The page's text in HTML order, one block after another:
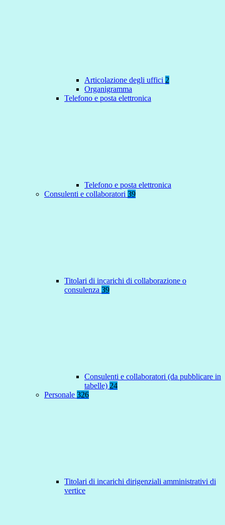
Articolazione degli uffici 2
Organigramma
Telefono e posta elettronica
Telefono e posta elettronica
Consulenti e collaboratori 39
Titolari di incarichi di collaborazione o
consulenza 39
Consulenti e collaboratori (da pubblicare in
tabelle) 24
Personale 326
Titolari di incarichi dirigenziali amministrativi di
vertice